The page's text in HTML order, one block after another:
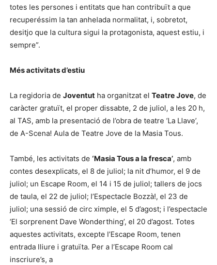
totes les persones i entitats que han contribuït a que
recuperéssim la tan anhelada normalitat, i, sobretot,
desitjo que la cultura sigui la protagonista, aquest estiu, i
sempre”.
Més activitats d’estiu
La regidoria de Joventut ha organitzat el Teatre Jove, de
caràcter gratuït, el proper dissabte, 2 de juliol, a les 20 h,
al TAS, amb la presentació de l’obra de teatre ‘La Llave’,
de A-Scena! Aula de Teatre Jove de la Masia Tous.
També, les activitats de ‘Masia Tous a la fresca’, amb
contes desexplicats, el 8 de juliol; la nit d’humor, el 9 de
juliol; un Escape Room, el 14 i 15 de juliol; tallers de jocs
de taula, el 22 de juliol; l’Espectacle Bozzà!, el 23 de
juliol; una sessió de circ ximple, el 5 d’agost; i l’espectacle
‘El sorprenent Dave Wonderthing’, el 20 d’agost. Totes
aquestes activitats, excepte l’Escape Room, tenen
entrada lliure i gratuïta. Per a l’Escape Room cal
inscriure’s, a